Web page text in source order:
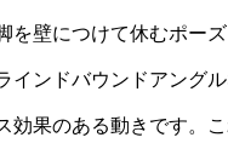
を壁につけて休むポー
インドバウンドアング
効果のある動きです。